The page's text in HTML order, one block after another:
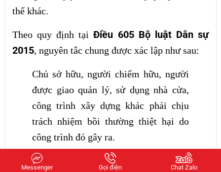
thể khác.
Theo quy định tạiĐiều 605 Bộ luật Dân sự
2015, nguyên tắc chung được xác lập như sau:
Chủ sở hữu, người chiếm hữu, người
được giao quản lý, sử dụng nhà cửa,
công trình xây dựng khác phải chịu
trách nhiệm bồi thường thiệt hại do
công trình đó gây ra.
1. Phạm vi áp dụng trách nhiệm đối với công
Messenger Gọi điện Chat Zalo